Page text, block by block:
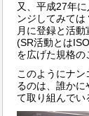
又、平成27年
ンジしてみて
月に登録と活動
(SR活動とは
を広げた規格の
このようにナ
るのは、誰か
て取り組んでい